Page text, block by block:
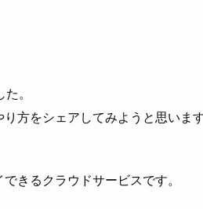
。
方をシェアしてみようと思いま
きるクラウドサービスです。